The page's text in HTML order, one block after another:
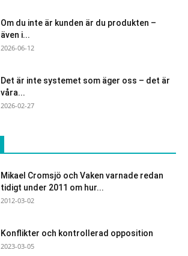
Om du inte är kunden är du produkten –
även i...
2026-06-12
Det är inte systemet som äger oss – det är
våra...
2026-02-27
Mikael Cromsjö och Vaken varnade redan
tidigt under 2011 om hur...
2012-03-02
Konflikter och kontrollerad opposition
2023-03-05